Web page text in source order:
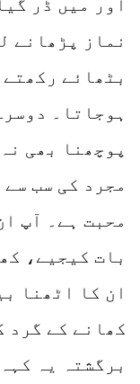
اور میں ڈر
نماز پڑھانے
بٹھائے
ہوجاتا۔
پوچھنا بھی
مجرد کی سب
محبت ہے۔ آپ
بات کیجیے،
ان کا اٹھنا
کھانے کے گرد
برگشتہ یہ